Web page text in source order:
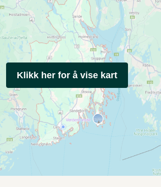
Klikk her for å vise kart